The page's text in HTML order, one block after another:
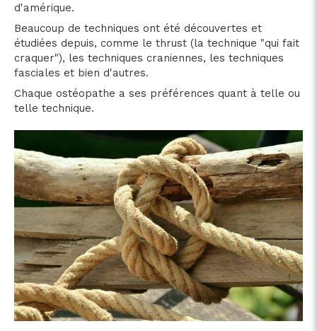
d'amérique.
Beaucoup de techniques ont été découvertes et
étudiées depuis, comme le thrust (la technique "qui fait
craquer"), les techniques craniennes, les techniques
fasciales et bien d'autres.
Chaque ostéopathe a ses préférences quant à telle ou
telle technique.